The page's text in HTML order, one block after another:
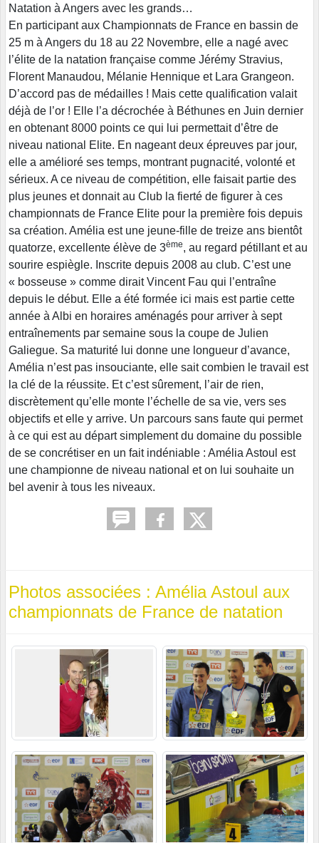
Natation à Angers avec les grands…
En participant aux Championnats de France en bassin de
25 m à Angers du 18 au 22 Novembre, elle a nagé avec
l’élite de la natation française comme Jérémy Stravius,
Florent Manaudou, Mélanie Hennique et Lara Grangeon.
D’accord pas de médailles ! Mais cette qualification valait
déjà de l’or ! Elle l’a décrochée à Béthunes en Juin dernier
en obtenant 8000 points ce qui lui permettait d’être de
niveau national Elite. En nageant deux épreuves par jour,
elle a amélioré ses temps, montrant pugnacité, volonté et
sérieux. A ce niveau de compétition, elle faisait partie des
plus jeunes et donnait au Club la fierté de figurer à ces
championnats de France Elite pour la première fois depuis
sa création. Amélia est une jeune-fille de treize ans bientôt
quatorze, excellente élève de 3ème, au regard pétillant et au
sourire espiègle. Inscrite depuis 2008 au club. C’est une
« bosseuse » comme dirait Vincent Fau qui l’entraîne
depuis le début. Elle a été formée ici mais est partie cette
année à Albi en horaires aménagés pour arriver à sept
entraînements par semaine sous la coupe de Julien
Galiegue. Sa maturité lui donne une longueur d’avance,
Amélia n’est pas insouciante, elle sait combien le travail est
la clé de la réussite. Et c’est sûrement, l’air de rien,
discrètement qu’elle monte l’échelle de sa vie, vers ses
objectifs et elle y arrive. Un parcours sans faute qui permet
à ce qui est au départ simplement du domaine du possible
de se concrétiser en un fait indéniable : Amélia Astoul est
une championne de niveau national et on lui souhaite un
bel avenir à tous les niveaux.
Photos associées : Amélia Astoul aux
championnats de France de natation